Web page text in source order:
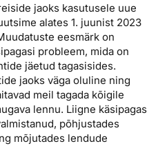
jaoks kasutusele uue
alates 1. juunist 2023
eesmärk on
probleem, mida on
jäetud tagasisides.
jaoks väga oluline ning
meil tagada kõigile
lennu. Liigne käsipagas
põhjustades
mõjutades lendude